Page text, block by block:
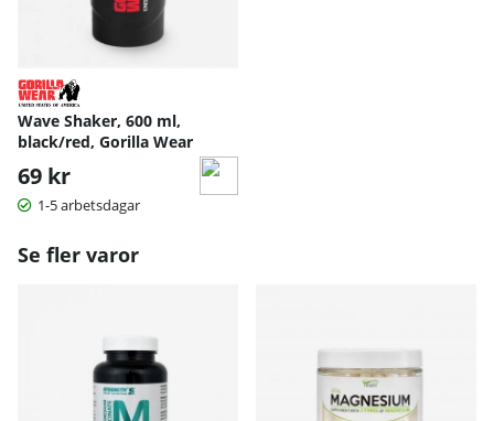
g
n
e
si
m
o
Pi
Wave Shaker, 600 ml,
black/red, Gorilla Wear
69 kr
1-5 arbetsdagar
Se fler varor